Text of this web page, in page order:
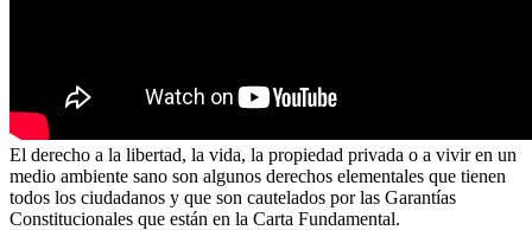
El derecho a la libertad, la vida, la propiedad privada o a vivir en un
medio ambiente sano son algunos derechos elementales que tienen
todos los ciudadanos y que son cautelados por las Garantías
Constitucionales que están en la Carta Fundamental.